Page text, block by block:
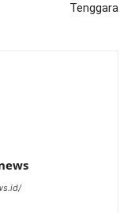
Tenggara